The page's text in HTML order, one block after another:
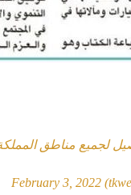
لجميع مناطق
February 3, 2022